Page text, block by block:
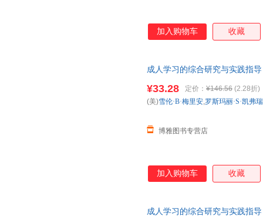
加入购物车 收藏
成人学习的综合研究与实践指
¥33.28 定价： ¥146.56 (2.28折)
博雅图书专营店
(美)雪伦·B·梅里安,罗斯玛丽·S·凯弗
加入购物车 收藏
成人学习的综合研究与实践指